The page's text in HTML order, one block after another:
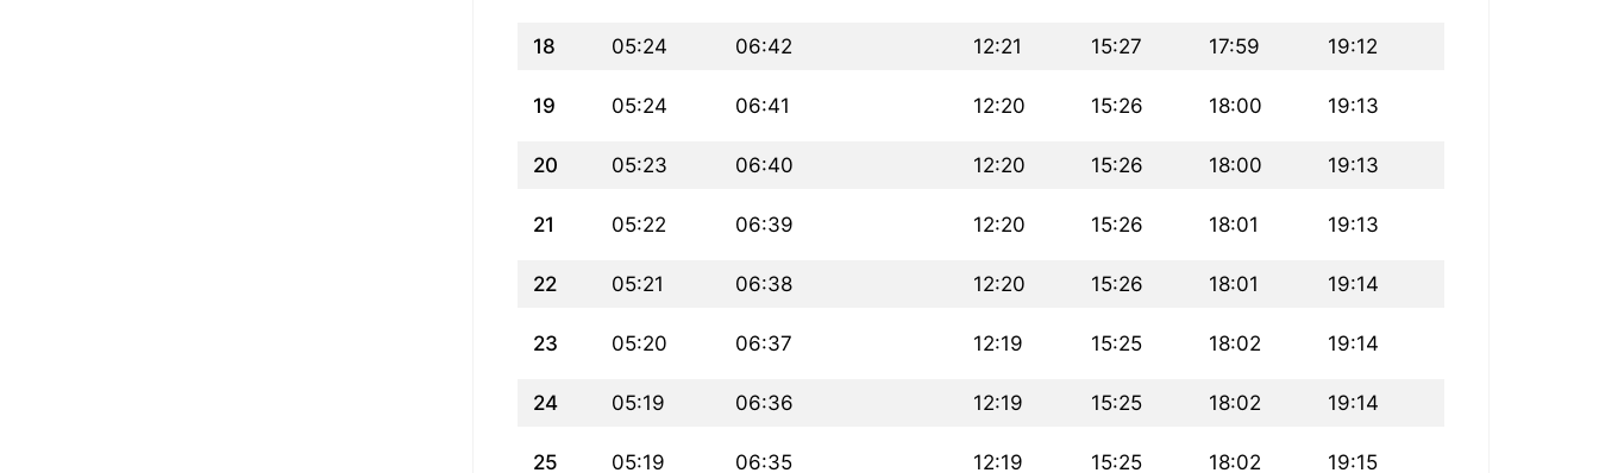
18 05:24 06:42 12:21 15:27 17:59 19:12
19 05:24 06:41 12:20 15:26 18:00 19:13
20 05:23 06:40 12:20 15:26 18:00 19:13
21 05:22 06:39 12:20 15:26 18:01 19:13
22 05:21 06:38 12:20 15:26 18:01 19:14
23 05:20 06:37 12:19 15:25 18:02 19:14
24 05:19 06:36 12:19 15:25 18:02 19:14
25 05:19 06:35 12:19 15:25 18:02 19:15